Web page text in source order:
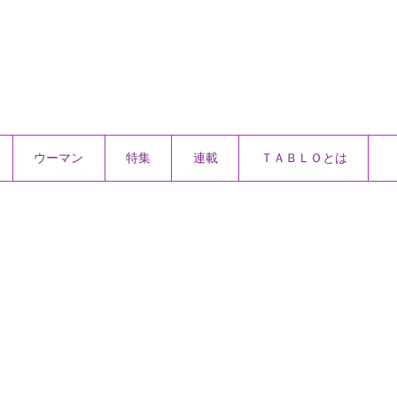
ウーマン 特集 連載 ＴＡＢＬＯとは